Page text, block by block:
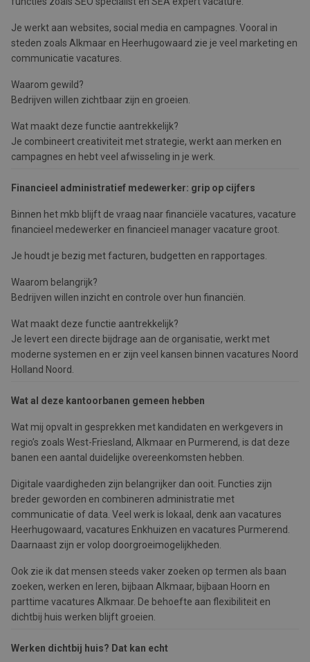
Je werkt aan websites, social media en campagnes. Vooral in
steden zoals Alkmaar en Heerhugowaard zie je veel marketing en
communicatie vacatures.
Waarom gewild?
Bedrijven willen zichtbaar zijn en groeien.
Wat maakt deze functie aantrekkelijk?
Je combineert creativiteit met strategie, werkt aan merken en
campagnes en hebt veel afwisseling in je werk.
Financieel administratief medewerker: grip op cijfers
Binnen het mkb blijft de vraag naar financiële vacatures, vacature
financieel medewerker en financieel manager vacature groot.
Je houdt je bezig met facturen, budgetten en rapportages.
Waarom belangrijk?
Bedrijven willen inzicht en controle over hun financiën.
Wat maakt deze functie aantrekkelijk?
Je levert een directe bijdrage aan de organisatie, werkt met
moderne systemen en er zijn veel kansen binnen vacatures Noord
Holland Noord.
Wat al deze kantoorbanen gemeen hebben
Wat mij opvalt in gesprekken met kandidaten en werkgevers in
regio’s zoals West-Friesland, Alkmaar en Purmerend, is dat deze
banen een aantal duidelijke overeenkomsten hebben.
Digitale vaardigheden zijn belangrijker dan ooit. Functies zijn
breder geworden en combineren administratie met
communicatie of data. Veel werk is lokaal, denk aan vacatures
Heerhugowaard, vacatures Enkhuizen en vacatures Purmerend.
Daarnaast zijn er volop doorgroeimogelijkheden.
Ook zie ik dat mensen steeds vaker zoeken op termen als baan
zoeken, werken en leren, bijbaan Alkmaar, bijbaan Hoorn en
parttime vacatures Alkmaar. De behoefte aan flexibiliteit en
dichtbij huis werken blijft groeien.
Werken dichtbij huis? Dat kan echt